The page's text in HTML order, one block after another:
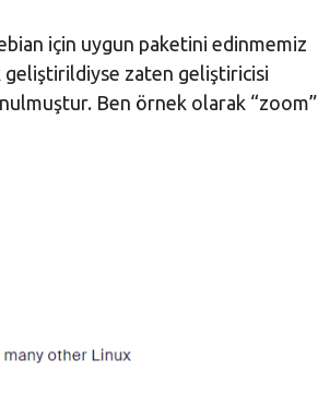
için uygun paketini edinmemiz
geliştirildiyse zaten geliştiricisi
Ben örnek olarak “zoom”